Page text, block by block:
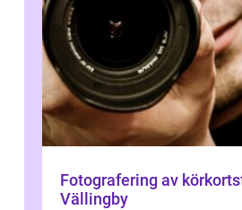
Fotografering av
Vällingby